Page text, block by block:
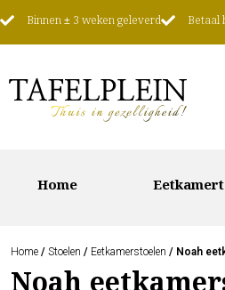
Binnen ± 3 weken geleverd Betaal
Home
Home / Stoelen / Eetkamerstoelen / Noah